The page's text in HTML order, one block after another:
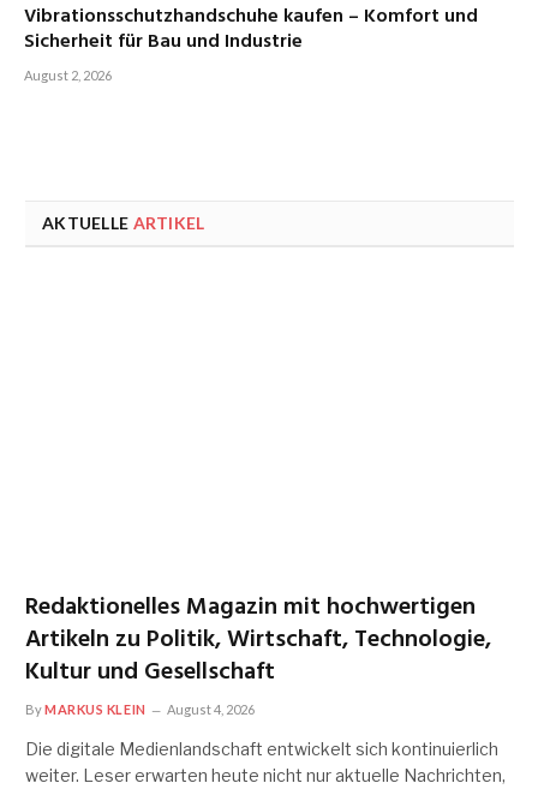
Vibrationsschutzhandschuhe kaufen – Komfort und
Sicherheit für Bau und Industrie
August 2, 2026
AKTUELLE ARTIKEL
Redaktionelles Magazin mit hochwertigen
Artikeln zu Politik, Wirtschaft, Technologie,
Kultur und Gesellschaft
ByMARKUS KLEIN August 4, 2026
Die digitale Medienlandschaft entwickelt sich kontinuierlich
weiter. Leser erwarten heute nicht nur aktuelle Nachrichten,